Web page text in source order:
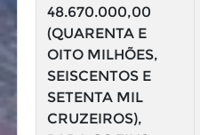
48.670.000,00
(QUARENTA E
OITO MILHÕES,
SEISCENTOS E
SETENTA MIL
CRUZEIROS),